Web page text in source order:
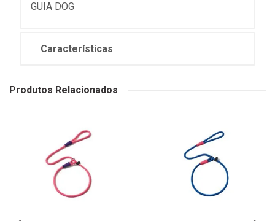
GUIA DOG
Características
Produtos Relacionados